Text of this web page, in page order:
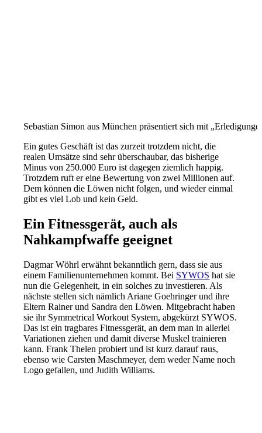
Sebastian Simon aus München präsentiert sich mit
Ein gutes Geschäft ist das zurzeit trotzdem nicht, die
realen Umsätze sind sehr überschaubar, das bisherige
Minus von 250.000 Euro ist dagegen ziemlich happig.
Trotzdem ruft er eine Bewertung von zwei Millionen auf.
Dem können die Löwen nicht folgen, und wieder einmal
gibt es viel Lob und kein Geld.
Ein Fitnessgerät, auch als
Nahkampfwaffe geeignet
Dagmar Wöhrl erwähnt bekanntlich gern, dass sie aus
einem Familienunternehmen kommt. Bei SYWOS hat sie
nun die Gelegenheit, in ein solches zu investieren. Als
nächste stellen sich nämlich Ariane Goehringer und ihre
Eltern Rainer und Sandra den Löwen. Mitgebracht haben
sie ihr Symmetrical Workout System, abgekürzt SYWOS.
Das ist ein tragbares Fitnessgerät, an dem man in allerlei
Variationen ziehen und damit diverse Muskel trainieren
kann. Frank Thelen probiert und ist kurz darauf raus,
ebenso wie Carsten Maschmeyer, dem weder Name noch
Logo gefallen, und Judith Williams.